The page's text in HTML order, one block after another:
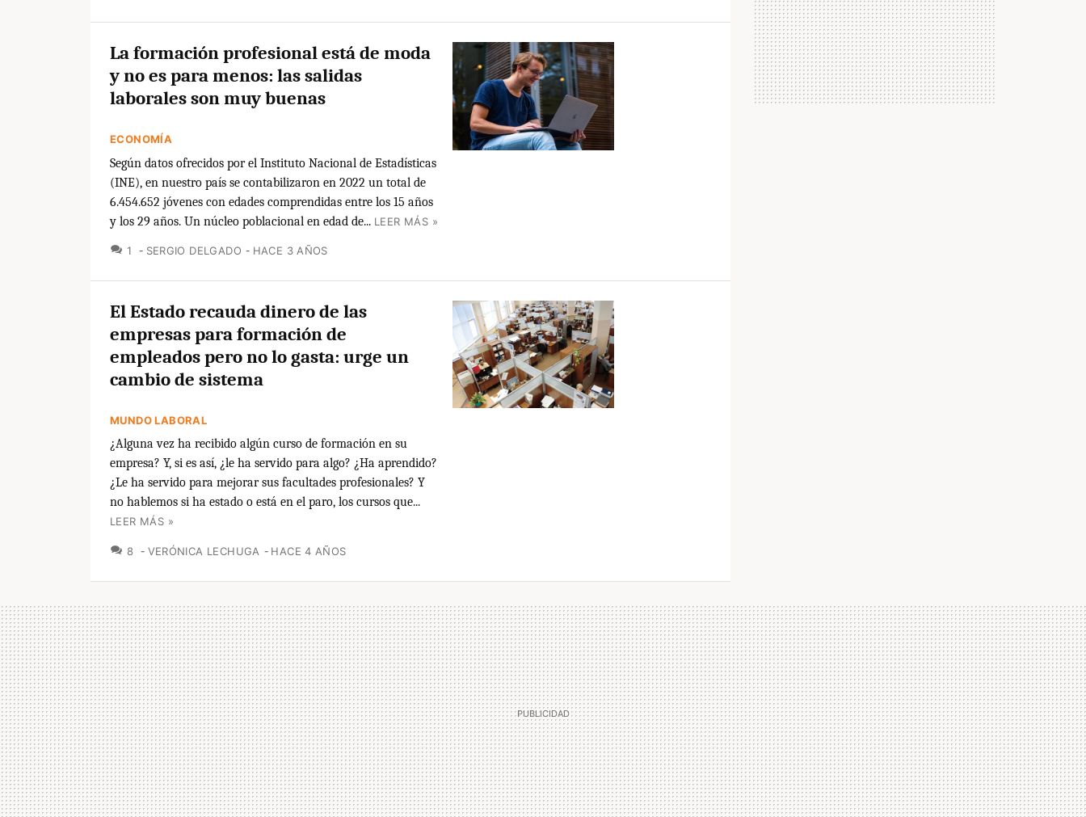
La formación profesional está de moda
y no es para menos: las salidas
laborales son muy buenas
ECONOMÍA
Según datos ofrecidos por el Instituto Nacional de Estadísticas
(INE), en nuestro país se contabilizaron en 2022 un total de
6.454.652 jóvenes con edades comprendidas entre los 15 años
y los 29 años. Un núcleo poblacional en edad de... LEER MÁS »
1 COMENTARIOS
SERGIO DELGADO HACE 3 AÑOS
El Estado recauda dinero de las
empresas para formación de
empleados pero no lo gasta: urge un
cambio de sistema
MUNDO LABORAL
¿Alguna vez ha recibido algún curso de formación en su
empresa? Y, si es así, ¿le ha servido para algo? ¿Ha aprendido?
¿Le ha servido para mejorar sus facultades profesionales? Y
no hablemos si ha estado o está en el paro, los cursos que...
LEER MÁS »
8 COMENTARIOS
VERÓNICA LECHUGA HACE 4 AÑOS